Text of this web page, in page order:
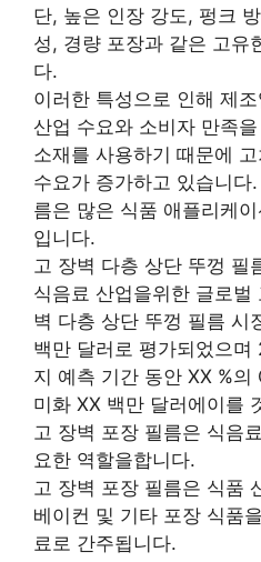
단, 높은 인장 강도, 펑크
성, 경량 포장과 같은 고유
다.
이러한 특성으로 인해 제
산업 수요와 소비자 만족
소재를 사용하기 때문에
수요가 증가하고 있습니다
름은 많은 식품 애플리케
입니다.
고 장벽 다층 상단 뚜껑 필
식음료 산업을위한 글로
벽 다층 상단 뚜껑 필름 시
백만 달러로 평가되었으
지 예측 기간 동안 XX %의
미화 XX 백만 달러에이를
고 장벽 포장 필름은 식음
요한 역할을합니다.
고 장벽 포장 필름은 식품
베이컨 및 기타 포장 식품
료로 간주됩니다.